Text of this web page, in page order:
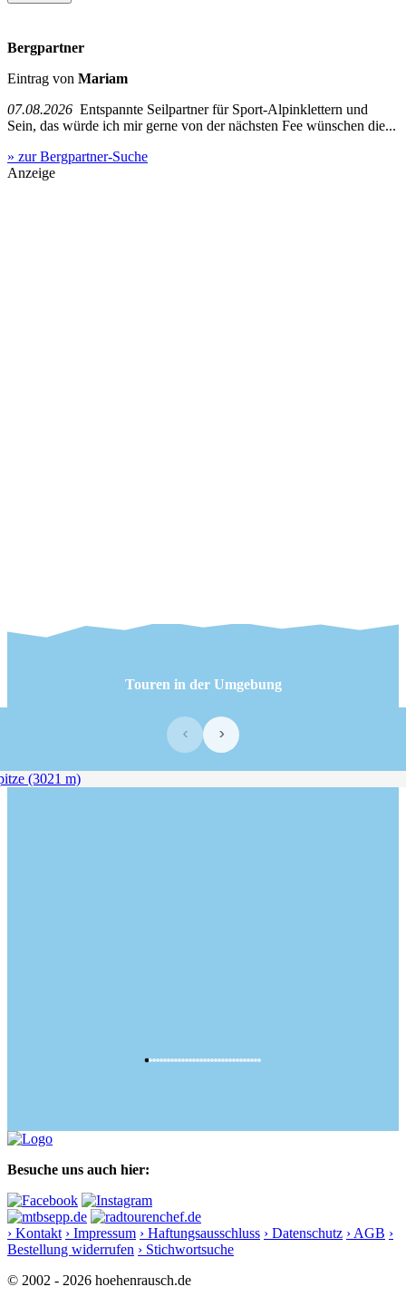
Bergpartner
Eintrag von Mariam
07.08.2026 Entspannte Seilpartner für Sport-Alpinklettern und
Sein, das würde ich mir gerne von der nächsten Fee wünschen die...
» zur Bergpartner-Suche
Anzeige
Touren in der Umgebung
‹ ›
Besuche uns auch hier:
› Kontakt › Impressum › Haftungsausschluss › Datenschutz › AGB ›
Bestellung widerrufen › Stichwortsuche
© 2002 - 2026 hoehenrausch.de